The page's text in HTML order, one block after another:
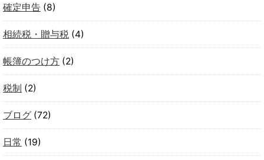
確定申告 (8)
相続税・贈与税 (4)
帳簿のつけ方 (2)
税制 (2)
ブログ (72)
日常 (19)